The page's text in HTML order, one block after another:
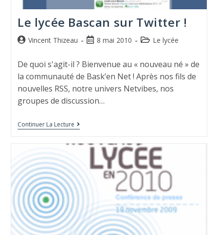
Le lycée Bascan sur Twitter !
Vincent Thizeau 8 mai 2010 Le lycée
De quoi s'agit-il ? Bienvenue au « nouveau né » de
la communauté de Bask’en Net ! Après nos fils de
nouvelles RSS, notre univers Netvibes, nos
groupes de discussion…
Continuer La Lecture